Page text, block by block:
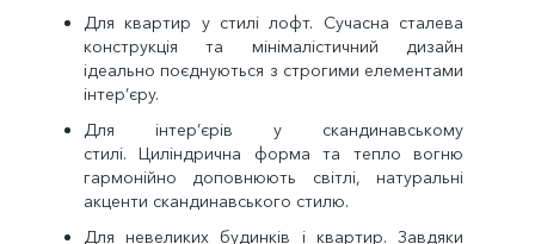
Для квартир у стилі лофт.
Сучасна сталева
конструкція та мінімалістичний дизайн
ідеально поєднуються з строгими елементами
інтер’єру.
Для інтер’єрів у скандинавському
стилі.
Циліндрична форма та тепло вогню
гармонійно доповнюють світлі, натуральні
акценти скандинавського стилю.
Для невеликих будинків і квартир. Завдяки